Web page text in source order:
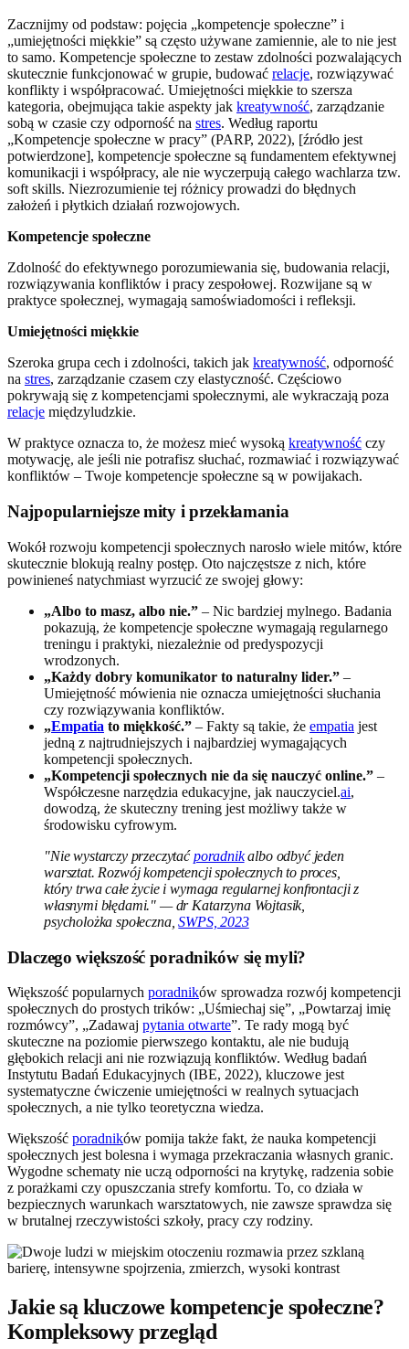
Zacznijmy od podstaw: pojęcia „kompetencje społeczne” i
„umiejętności miękkie” są często używane zamiennie, ale to nie jest
to samo. Kompetencje społeczne to zestaw zdolności pozwalających
skutecznie funkcjonować w grupie, budować relacje, rozwiązywać
konflikty i współpracować. Umiejętności miękkie to szersza
kategoria, obejmująca takie aspekty jak kreatywność, zarządzanie
sobą w czasie czy odporność na stres. Według raportu
„Kompetencje społeczne w pracy” (PARP, 2022), [źródło jest
potwierdzone], kompetencje społeczne są fundamentem efektywnej
komunikacji i współpracy, ale nie wyczerpują całego wachlarza tzw.
soft skills. Niezrozumienie tej różnicy prowadzi do błędnych
założeń i płytkich działań rozwojowych.
Kompetencje społeczne
Zdolność do efektywnego porozumiewania się, budowania relacji,
rozwiązywania konfliktów i pracy zespołowej. Rozwijane są w
praktyce społecznej, wymagają samoświadomości i refleksji.
Umiejętności miękkie
Szeroka grupa cech i zdolności, takich jak kreatywność, odporność
na stres, zarządzanie czasem czy elastyczność. Częściowo
pokrywają się z kompetencjami społecznymi, ale wykraczają poza
relacje międzyludzkie.
W praktyce oznacza to, że możesz mieć wysoką kreatywność czy
motywację, ale jeśli nie potrafisz słuchać, rozmawiać i rozwiązywać
konfliktów – Twoje kompetencje społeczne są w powijakach.
Najpopularniejsze mity i przekłamania
Wokół rozwoju kompetencji społecznych narosło wiele mitów, które
skutecznie blokują realny postęp. Oto najczęstsze z nich, które
powinieneś natychmiast wyrzucić ze swojej głowy:
„Albo to masz, albo nie.” – Nic bardziej mylnego. Badania
pokazują, że kompetencje społeczne wymagają regularnego
treningu i praktyki, niezależnie od predyspozycji
wrodzonych.
„Każdy dobry komunikator to naturalny lider.” –
Umiejętność mówienia nie oznacza umiejętności słuchania
czy rozwiązywania konfliktów.
„Empatia to miękkość.” – Fakty są takie, że empatia jest
jedną z najtrudniejszych i najbardziej wymagających
kompetencji społecznych.
„Kompetencji społecznych nie da się nauczyć online.” –
Współczesne narzędzia edukacyjne, jak nauczyciel.ai,
dowodzą, że skuteczny trening jest możliwy także w
środowisku cyfrowym.
"Nie wystarczy przeczytaćporadnikalbo odbyć jeden
warsztat. Rozwój kompetencji społecznych to proces,
który trwa całe życie i wymaga regularnej konfrontacji z
własnymi błędami." — dr Katarzyna Wojtasik,
psycholożka społeczna,SWPS, 2023
Dlaczego większość poradników się myli?
Większość popularnych poradników sprowadza rozwój kompetencji
społecznych do prostych trików: „Uśmiechaj się”, „Powtarzaj imię
rozmówcy”, „Zadawaj pytania otwarte”. Te rady mogą być
skuteczne na poziomie pierwszego kontaktu, ale nie budują
głębokich relacji ani nie rozwiązują konfliktów. Według badań
Instytutu Badań Edukacyjnych (IBE, 2022), kluczowe jest
systematyczne ćwiczenie umiejętności w realnych sytuacjach
społecznych, a nie tylko teoretyczna wiedza.
Większość poradników pomija także fakt, że nauka kompetencji
społecznych jest bolesna i wymaga przekraczania własnych granic.
Wygodne schematy nie uczą odporności na krytykę, radzenia sobie
z porażkami czy opuszczania strefy komfortu. To, co działa w
bezpiecznych warunkach warsztatowych, nie zawsze sprawdza się
w brutalnej rzeczywistości szkoły, pracy czy rodziny.
Jakie są kluczowe kompetencje społeczne?
Kompleksowy przegląd